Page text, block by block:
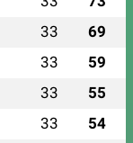
33 69
33 59
33 55
33 54